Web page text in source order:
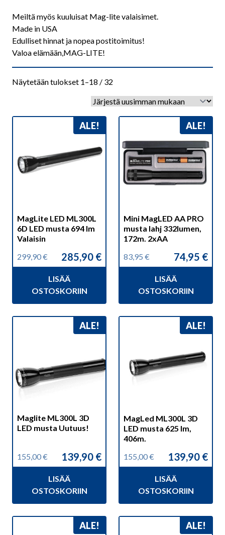
Meiltä myös kuuluisat Mag-lite valaisimet.
Made in USA
Edulliset hinnat ja nopea postitoimitus!
Valoa elämään,MAG-LITE!
Näytetään tulokset 1–18 / 32
latest
ALE!
MagLite LED ML300L
6D LED musta 694 lm
Valaisin
299,90€
Alkuperäinen
299,90 €.
285,90 €
Nykyinen
285,90 €.
LISÄÄ
OSTOSKORIIN
ALE!
Mini MagLED AA PRO
musta lahj 332lumen,
172m. 2xAA
83,95 €
Alkuperäinen
83,95 €.
74,95 €
Nykyinen
74,95 €.
LISÄÄ
OSTOSKORIIN
ALE!
Maglite ML300L 3D
LED musta Uutuus!
155,00€
Alkuperäinen
155,00 €.
139,90 €
Nykyinen
139,90 €.
LISÄÄ
OSTOSKORIIN
ALE!
MagLed ML300L 3D
LED musta 625 lm,
406m.
155,00€
Alkuperäinen
155,00 €.
139,90 €
Nykyinen
139,90 €.
LISÄÄ
OSTOSKORIIN
ALE! ALE!